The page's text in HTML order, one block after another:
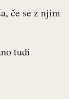
če se z njim
tudi